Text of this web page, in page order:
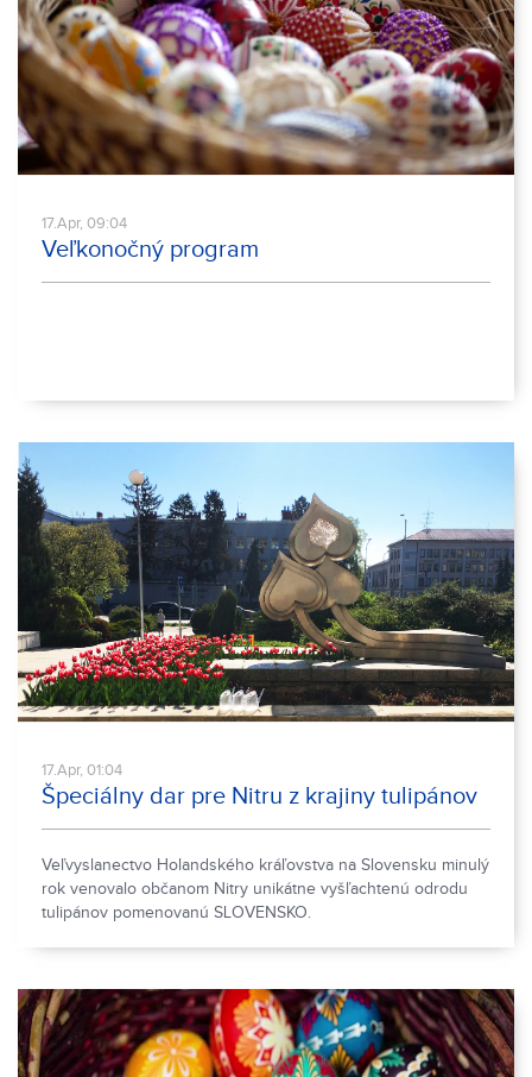
17.Apr, 09:04
Veľkonočný program
17.Apr, 01:04
Špeciálny dar pre Nitru z krajiny tulipánov
Veľvyslanectvo Holandského kráľovstva na Slovensku minulý
rok venovalo občanom Nitry unikátne vyšľachtenú odrodu
tulipánov pomenovanú SLOVENSKO.